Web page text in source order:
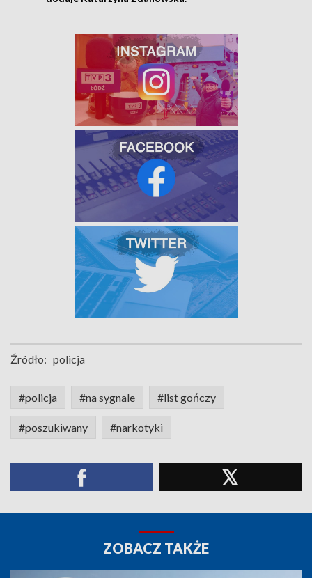
Źródło: policja
#policja #na sygnale #list gończy
#poszukiwany #narkotyki
ZOBACZ TAKŻE